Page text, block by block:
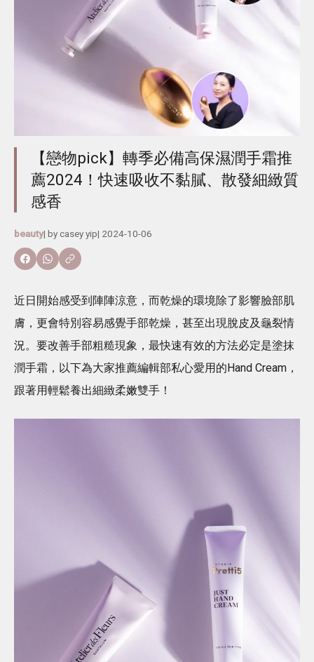
【戀物pick】轉季必備高保濕潤手霜推
薦2024！快速吸收不黏膩、散發細緻質
感香
beauty| bycasey yip| 2024-10-06
近日開始感受到陣陣涼意，而乾燥的環境除了影響臉部肌
膚，更會特別容易感覺手部乾燥，甚至出現脫皮及龜裂情
況。要改善手部粗糙現象，最快速有效的方法必定是塗抹
潤手霜，以下為大家推薦編輯部私心愛用的Hand Cream，
跟著用輕鬆養出細緻柔嫩雙手！